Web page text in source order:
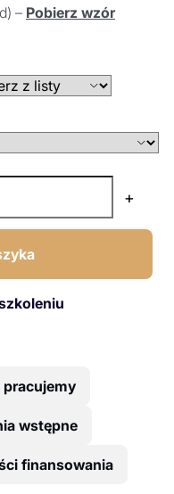
– Pobierz wzór
+
pracujemy
wstępne
finansowania